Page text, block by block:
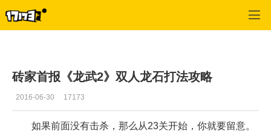
砖家首报《龙武2》双人龙石打法攻略
2016-06-30 17173
如果前面没有击杀，那么从23关开始，你就要留意。